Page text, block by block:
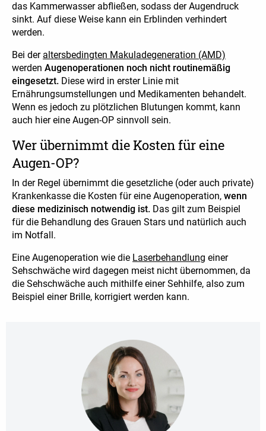
das Kammerwasser abfließen, sodass der Augendruck
sinkt. Auf diese Weise kann ein Erblinden verhindert
werden.
Bei der altersbedingten Makuladegeneration (AMD)
werden Augenoperationen noch nicht routinemäßig
eingesetzt. Diese wird in erster Linie mit
Ernährungsumstellungen und Medikamenten behandelt.
Wenn es jedoch zu plötzlichen Blutungen kommt, kann
auch hier eine Augen-OP sinnvoll sein.
Wer übernimmt die Kosten für eine
Augen-OP?
In der Regel übernimmt die gesetzliche (oder auch private)
Krankenkasse die Kosten für eine Augenoperation, wenn
diese medizinisch notwendig ist. Das gilt zum Beispiel
für die Behandlung des Grauen Stars und natürlich auch
im Notfall.
Eine Augenoperation wie die Laserbehandlung einer
Sehschwäche wird dagegen meist nicht übernommen, da
die Sehschwäche auch mithilfe einer Sehhilfe, also zum
Beispiel einer Brille, korrigiert werden kann.